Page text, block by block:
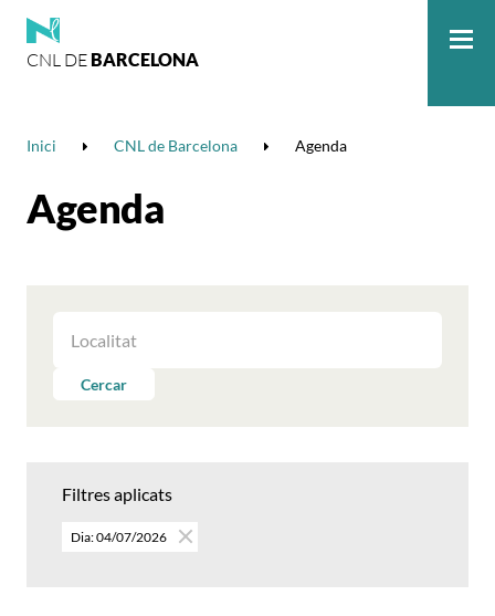
CNL DE BARCELONA
Inici CNL de Barcelona Agenda
Agenda
LES
PERCercar
Filtres aplicats
Dia: 04/07/2026